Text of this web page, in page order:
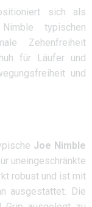
sich als
typischen
Zehenfreiheit
für Läufer und
und
Joe Nimble
uneingeschränkte
robust und ist mit
ausgestattet. Die